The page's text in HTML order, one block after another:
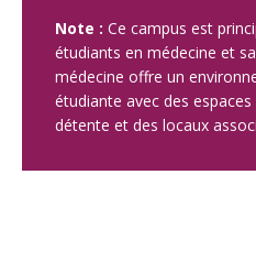
Note : Ce campus est
étudiants en médecine et
médecine offre un
étudiante avec des
détente et des locaux